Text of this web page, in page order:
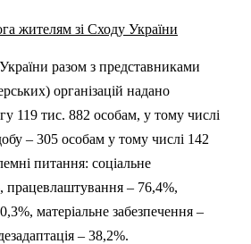
жителям зі Сходу України
разом з представниками
організацій надано
119 тис. 882 особам, у тому числі
– 305 особам у тому числі 142
питання: соціальне
працевлаштування – 76,4%,
матеріальне забезпечення –
– 38,2%.